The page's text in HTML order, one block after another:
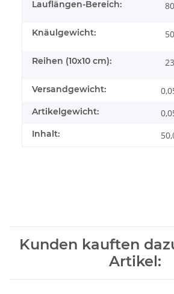
Lauflängen-Bereich:
Knäulgewicht:
Reihen (10x10 cm):
Versandgewicht:
Artikelgewicht:
Inhalt:
Kunden kauften
Artikel: